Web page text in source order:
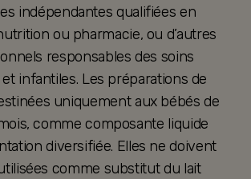
indépendantes qualifiées en
ou pharmacie, ou d’autres
responsables des soins
infantiles. Les préparations de
uniquement aux bébés de
comme composante liquide
diversifiée. Elles ne doivent
comme substitut du lait